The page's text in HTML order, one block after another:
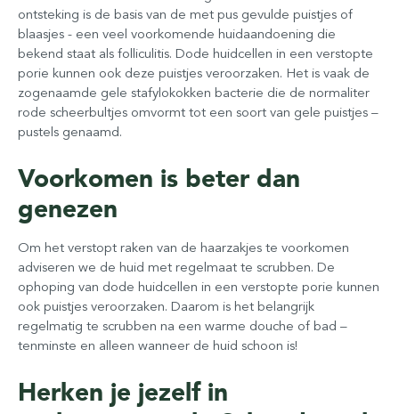
ontsteking is de basis van de met pus gevulde puistjes of
blaasjes - een veel voorkomende huidaandoening die
bekend staat als folliculitis. Dode huidcellen in een verstopte
porie kunnen ook deze puistjes veroorzaken. Het is vaak de
zogenaamde gele stafylokokken bacterie die de normaliter
rode scheerbultjes omvormt tot een soort van gele puistjes –
pustels genaamd.
Voorkomen is beter dan
genezen
Om het verstopt raken van de haarzakjes te voorkomen
adviseren we de huid met regelmaat te scrubben. De
ophoping van dode huidcellen in een verstopte porie kunnen
ook puistjes veroorzaken. Daarom is het belangrijk
regelmatig te scrubben na een warme douche of bad –
tenminste en alleen wanneer de huid schoon is!
Herken je jezelf in